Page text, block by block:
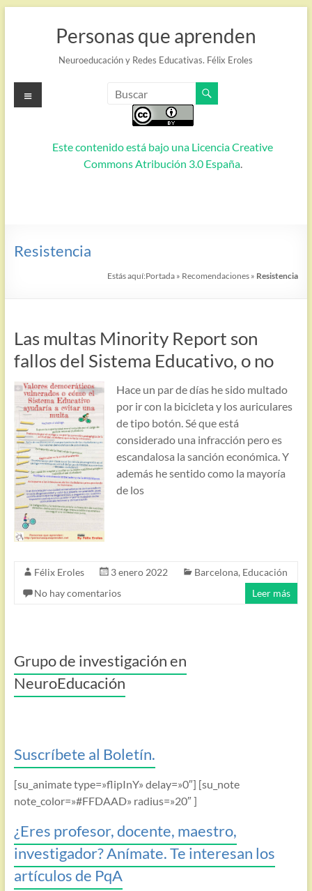
Personas que aprenden
Neuroeducación y Redes Educativas. Félix Eroles
Este contenido está bajo una Licencia Creative
Commons Atribución 3.0 España.
Menú
Resistencia
Estás aquí:Portada » Recomendaciones » Resistencia
Las multas Minority Report son
fallos del Sistema Educativo, o no
Hace un par de días he sido multado
por ir con la bicicleta y los auriculares
de tipo botón. Sé que está
considerado una infracción pero es
escandalosa la sanción económica. Y
además he sentido como la mayoría
de los
Félix Eroles 3 enero 2022 Barcelona, Educación
No hay comentarios
Leer más
Grupo de investigación en
NeuroEducación
Suscríbete al Boletín.
[su_animate type=»flipInY» delay=»0″] [su_note
note_color=»#FFDAAD» radius=»20″ ]
¿Eres profesor, docente, maestro,
investigador? Anímate. Te interesan los
artículos de PqA